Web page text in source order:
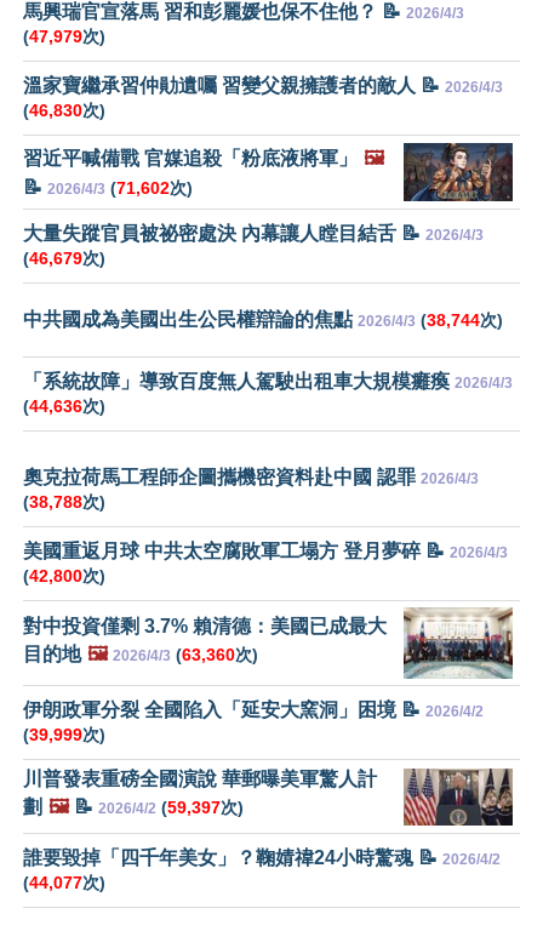
馬興瑞官宣落馬 習和彭麗媛也保不住他？ 📝 2026/4/3
(47,979次)
溫家寶繼承習仲勛遺囑 習變父親擁護者的敵人 📝 2026/4/3
(46,830次)
習近平喊備戰 官媒追殺「粉底液將軍」
🖼️
📝 2026/4/3 (71,602次)
大量失蹤官員被祕密處決 內幕讓人瞠目結舌 📝 2026/4/3
(46,679次)
中共國成為美國出生公民權辯論的焦點 2026/4/3 (38,744次)
「系統故障」導致百度無人駕駛出租車大規模癱瘓 2026/4/3
(44,636次)
奧克拉荷馬工程師企圖攜機密資料赴中國 認罪 2026/4/3
(38,788次)
美國重返月球 中共太空腐敗軍工塌方 登月夢碎 📝 2026/4/3
(42,800次)
對中投資僅剩 3.7% 賴清德：美國已成最大
目的地 🖼️ 2026/4/3 (63,360次)
伊朗政軍分裂 全國陷入「延安大窯洞」困境 📝 2026/4/2
(39,999次)
川普發表重磅全國演說 華郵曝美軍驚人計
劃 🖼️📝 2026/4/2 (59,397次)
誰要毀掉「四千年美女」？鞠婧禕24小時驚魂 📝 2026/4/2
(44,077次)